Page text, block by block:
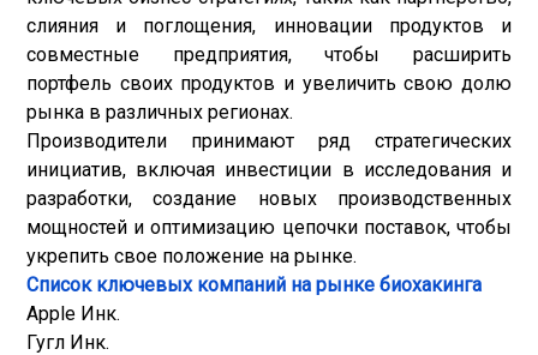
слияния и поглощения, инновации продуктов и
совместные предприятия, чтобы расширить
портфель своих продуктов и увеличить свою долю
рынка в различных регионах.
Производители принимают ряд стратегических
инициатив, включая инвестиции в исследования и
разработки, создание новых производственных
мощностей и оптимизацию цепочки поставок, чтобы
укрепить свое положение на рынке.
Список ключевых компаний на рынке биохакинга
Apple Инк.
Гугл Инк.